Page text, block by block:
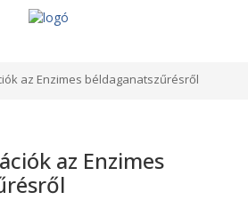
az Enzimes béldaganatszűrésről
az Enzimes